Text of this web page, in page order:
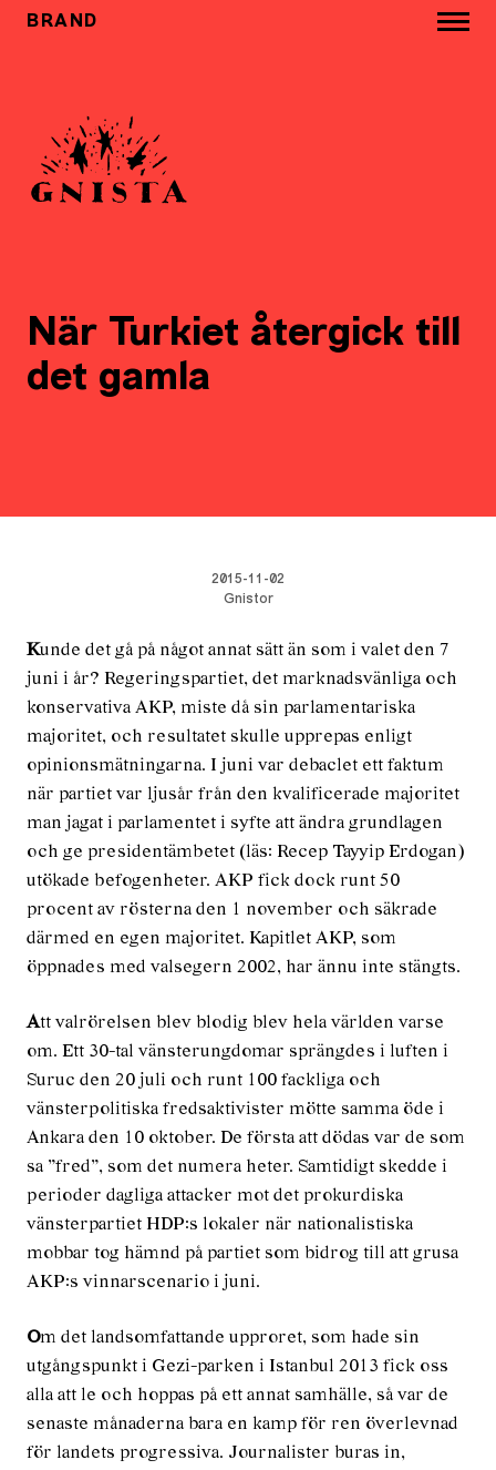
BRAND
När Turkiet återgick till
det gamla
2015-11-02
Gnistor
Kunde det gå på något annat sätt än som i valet den 7
juni i år? Regeringspartiet, det marknadsvänliga och
konservativa AKP, miste då sin parlamentariska
majoritet, och resultatet skulle upprepas enligt
opinionsmätningarna. I juni var debaclet ett faktum
när partiet var ljusår från den kvalificerade majoritet
man jagat i parlamentet i syfte att ändra grundlagen
och ge presidentämbetet (läs: Recep Tayyip Erdogan)
utökade befogenheter. AKP fick dock runt 50
procent av rösterna den 1 november och säkrade
därmed en egen majoritet. Kapitlet AKP, som
öppnades med valsegern 2002, har ännu inte stängts.
Att valrörelsen blev blodig blev hela världen varse
om. Ett 30-tal vänsterungdomar sprängdes i luften i
Suruc den 20 juli och runt 100 fackliga och
vänsterpolitiska fredsaktivister mötte samma öde i
Ankara den 10 oktober. De första att dödas var de som
sa ”fred”, som det numera heter. Samtidigt skedde i
perioder dagliga attacker mot det prokurdiska
vänsterpartiet HDP:s lokaler när nationalistiska
mobbar tog hämnd på partiet som bidrog till att grusa
AKP:s vinnarscenario i juni.
Om det landsomfattande upproret, som hade sin
utgångspunkt i Gezi-parken i Istanbul 2013 fick oss
alla att le och hoppas på ett annat samhälle, så var de
senaste månaderna bara en kamp för ren överlevnad
för landets progressiva. Journalister buras in,